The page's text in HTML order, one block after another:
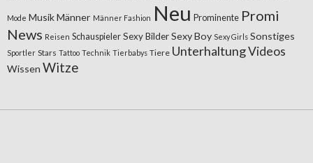
Mode MusikMänner Männer Fashion Neu Prominente Promi
News Reisen Schauspieler Sexy BilderSexy Boy Sexy Girls Sonstiges
Sportler Stars Tattoo Technik Tierbabys Tiere UnterhaltungVideos
Wissen Witze